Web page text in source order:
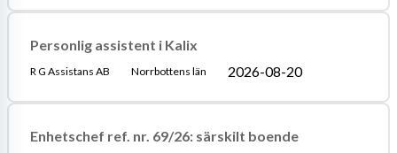
Personlig assistent i Kalix
R G Assistans AB Norrbottens län 2026-08-20
Enhetschef ref. nr. 69/26: särskilt boende